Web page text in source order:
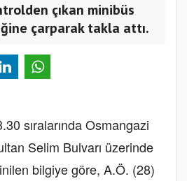
çıkan minibüs
çarparak takla attı.
sıralarında Osmangazi
Selim Bulvarı üzerinde
bilgiye göre, A.Ö. (28)